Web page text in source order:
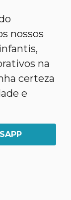
nossos
na
certeza
e